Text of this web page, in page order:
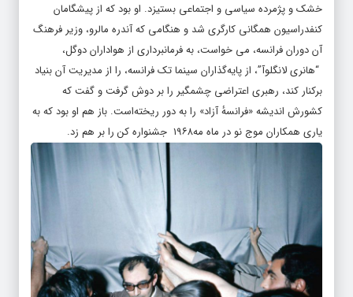
خشک و پژمرده سیاسی و اجتماعی بستیزد. او بود که از پیشگامان
کنفدراسیون همگانی کارگری شد و هنگامی که آندره مالرو، وزیر فرهنگ
آن دوران فرانسه، می خواست، به فرمانبرداری از هواداران دوگل،
“هانری لانگلوآ”، از پایه‌گذاران سینما تک فرانسه، را از مدیریت آن بنیاد
برکنار کند، رهبری اعتراضی چشمگیر را بر دوش گرفت و گفت که
کشورش اندیشه «فرانسهٔ آزاد» را به دور ریخته‌است. باز هم او بود که به
یاری همکاران موج نو در ماه مه۱۹۶۸ جشنواره کن را بر هم زد.